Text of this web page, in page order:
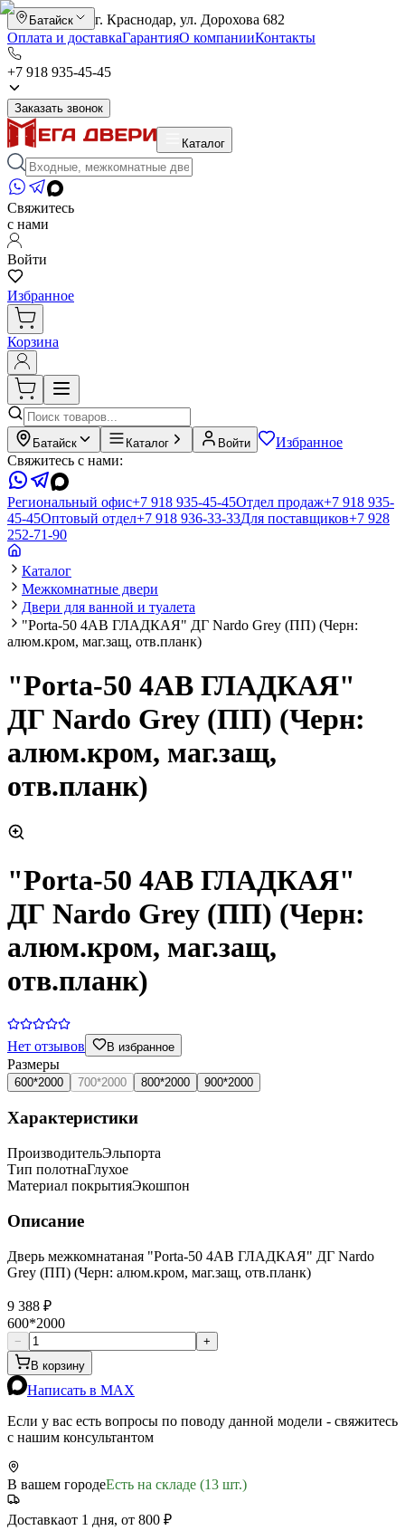
Батайск
г. Краснодар, ул. Дорохова 682
Оплата и доставкаГарантияО компанииКонтакты
+7 918 935-45-45
Заказать звонок
Каталог
Свяжитесь
с нами
Войти
Избранное
Корзина
Батайск Каталог Войти
Избранное
Свяжитесь с нами:
Региональный офис+7 918 935-45-45Отдел продаж+7 918 935-
45-45Оптовый отдел+7 918 936-33-33Для поставщиков+7 928
252-71-90
Каталог
Межкомнатные двери
Двери для ванной и туалета
"Porta-50 4AB ГЛАДКАЯ" ДГ Nardo Grey (ПП) (Черн:
алюм.кром, маг.защ, отв.планк)
"Porta-50 4AB ГЛАДКАЯ"
ДГ Nardo Grey (ПП) (Черн:
алюм.кром, маг.защ,
отв.планк)
"Porta-50 4AB ГЛАДКАЯ"
ДГ Nardo Grey (ПП) (Черн:
алюм.кром, маг.защ,
отв.планк)
Нет отзывов В избранное
Размеры
600*2000 700*2000 800*2000 900*2000
Характеристики
ПроизводительЭльпорта
Тип полотнаГлухое
Материал покрытияЭкошпон
Описание
Дверь межкомнатаная "Porta-50 4AB ГЛАДКАЯ" ДГ Nardo
Grey (ПП) (Черн: алюм.кром, маг.защ, отв.планк)
9 388 ₽
600*2000
−
+
В корзину
Написать в MAX
Если у вас есть вопросы по поводу данной модели - свяжитесь
с нашим консультантом
В вашем городеЕсть на складе (13 шт.)
Доставкаот 1 дня, от 800 ₽